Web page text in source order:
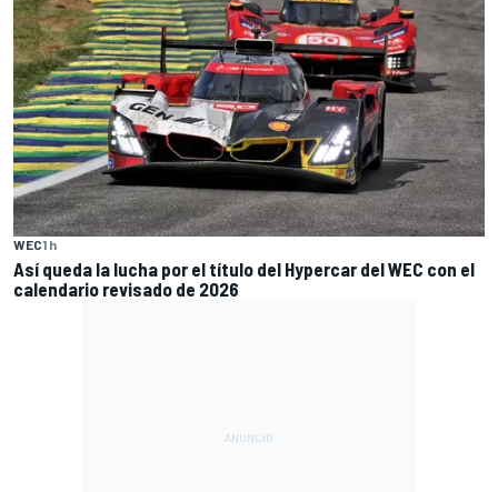
WEC1 h
Así queda la lucha por el título del Hypercar del WEC con el
calendario revisado de 2026